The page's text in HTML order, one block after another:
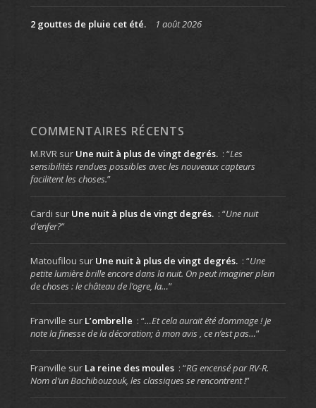
2 gouttes de pluie cet été. 1 août 2026
COMMENTAIRES RÉCENTS
M.RVRsur Une nuit à plus de vingt degrés. : “Les
sensibilités rendues possibles avec les nouveaux capteurs
facilitent les choses.”
Cardi sur Une nuit à plus de vingt degrés. : “Une nuit
d’enfer?”
Matoufilou sur Une nuit à plus de vingt degrés. : “Une
petite lumière brille encore dans la nuit. On peut imaginer plein
de choses : le château de l’ogre, la…”
Franville sur L’ombrelle : “…Et cela aurait été dommage ! Je
note la finesse de la décoration; à mon avis , ce n’est pas…”
Franville sur La reine des moules : “RG encensé par RV-R.
Nom d’un Bachibouzouk, les classiques se rencontrent !”